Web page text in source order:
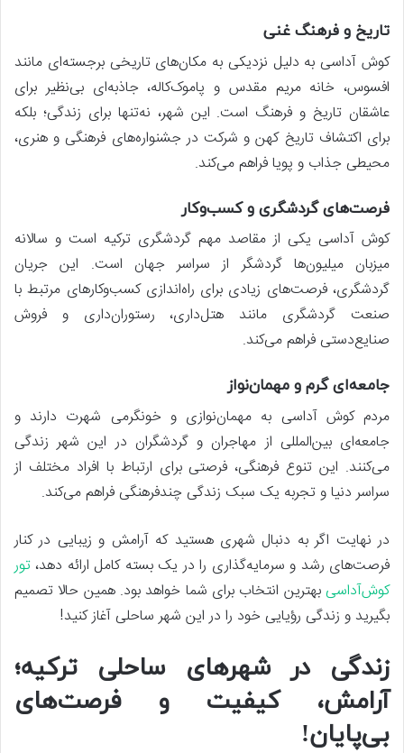
تاریخ و فرهنگ غنی
کوش آداسی به دلیل نزدیکی به مکان‌های تاریخی برجسته‌ای مانند
افسوس، خانه مریم مقدس و پاموک‌کاله، جاذبه‌ای بی‌نظیر برای
عاشقان تاریخ و فرهنگ است. این شهر، نه‌تنها برای زندگی؛ بلکه
برای اکتشاف تاریخ کهن و شرکت در جشنواره‌های فرهنگی و هنری،
محیطی جذاب و پویا فراهم می‌کند.
فرصت‌های گردشگری و کسب‌وکار
کوش آداسی یکی از مقاصد مهم گردشگری ترکیه است و سالانه
میزبان میلیون‌ها گردشگر از سراسر جهان است. این جریان
گردشگری، فرصت‌های زیادی برای راه‌اندازی کسب‌وکارهای مرتبط با
صنعت گردشگری مانند هتل‌داری، رستوران‌داری و فروش
صنایع‌دستی فراهم می‌کند.
جامعه‌ای گرم و مهمان‌نواز
مردم کوش آداسی به مهمان‌نوازی و خونگرمی شهرت دارند و
جامعه‌ای بین‌المللی از مهاجران و گردشگران در این شهر زندگی
می‌کنند. این تنوع فرهنگی، فرصتی برای ارتباط با افراد مختلف از
سراسر دنیا و تجربه یک سبک زندگی چندفرهنگی فراهم می‌کند.
در نهایت اگر به دنبال شهری هستید که آرامش و زیبایی در کنار
فرصت‌های رشد و سرمایه‌گذاری را در یک بسته کامل ارائه دهد، تور
کوش‌آداسی بهترین انتخاب برای شما خواهد بود. همین حالا تصمیم
بگیرید و زندگی رؤیایی خود را در این شهر ساحلی آغاز کنید!
زندگی در شهرهای ساحلی ترکیه؛
آرامش، کیفیت و فرصت‌های
بی‌پایان!